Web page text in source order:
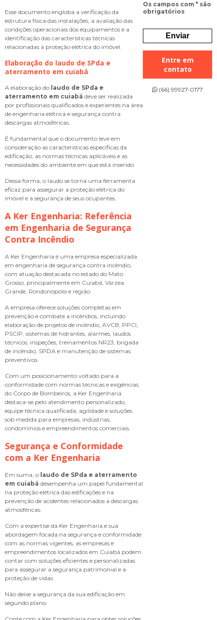
Esse documento engloba a verificação da
estrutura física das instalações, a avaliação das
condições operacionais dos equipamentos e a
identificação das características técnicas
relacionadas à proteção elétrica do imóvel.
Elaboração do laudo de SPda e
aterramento em cuiabá
A elaboração do laudo de SPda e
aterramento em cuiabá deve ser realizada
por profissionais qualificados e experientes na área
de engenharia elétrica e segurança contra
descargas atmosféricas.
É fundamental que o documento leve em
consideração as características específicas da
edificação, as normas técnicas aplicáveis e as
necessidades do ambiente em que está inserido.
Dessa forma, o laudo se torna uma ferramenta
eficaz para assegurar a proteção elétrica do
imóvel e a segurança de seus ocupantes.
A Ker Engenharia: Referência
em Engenharia de Segurança
Contra Incêndio
A Ker Engenharia é uma empresa especializada
em engenharia de segurança contra incêndio,
com atuação destacada no estado do Mato
Grosso, principalmente em Cuiabá, Várzea
Grande, Rondonópolis e região.
A empresa oferece soluções completas em
prevenção e combate a incêndios, incluindo
elaboração de projetos de incêndio, AVCB, PPCI,
PSCIP, sistemas de hidrantes, alarmes, laudos
técnicos, inspeções, treinamentos NR23, brigada
de incêndio, SPDA e manutenção de sistemas
preventivos.
Com um posicionamento voltado para a
conformidade com normas técnicas e exigências
do Corpo de Bombeiros, a Ker Engenharia
destaca-se pelo atendimento personalizado,
equipe técnica qualificada, agilidade e soluções
sob medida para empresas, indústrias,
condomínios e empreendimentos comerciais.
Segurança e Conformidade
com a Ker Engenharia
Em suma, o laudo de SPda e aterramento
em cuiabá desempenha um papel fundamental
na proteção elétrica das edificações e na
prevenção de acidentes relacionados a descargas
atmosféricas.
Com a expertise da Ker Engenharia e sua
abordagem focada na segurança e conformidade
com as normas vigentes, as empresas e
empreendimentos localizados em Cuiabá podem
contar com soluções eficientes e personalizadas
para assegurar a segurança patrimonial e a
proteção de vidas.
Não deixe a segurança da sua edificação em
segundo plano.
Os campos com * são
obrigatórios
Entre em
contato
(66) 99927-0177